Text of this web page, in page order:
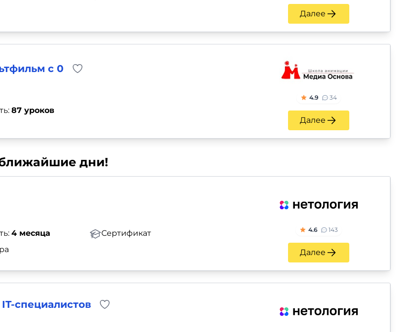
Далее
с 0
87 уроков
4.9 34
Далее
ближайшие дни!
4 месяца
Сертификат
4.6 143
Далее
специалистов